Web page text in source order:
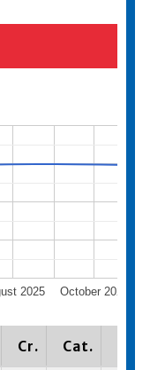
2025 October 2025
Cr. Cat.